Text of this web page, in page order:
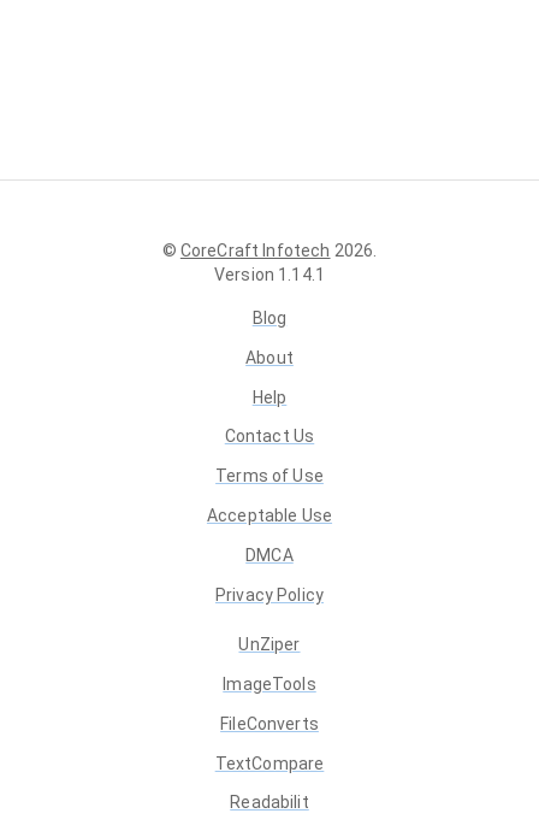
© CoreCraft Infotech 2026
Version 1.14.1
Blog
About
Help
Contact Us
Terms of Use
Acceptable Use
DMCA
Privacy Policy
UnZiper
ImageTools
FileConverts
TextCompare
Readabilit